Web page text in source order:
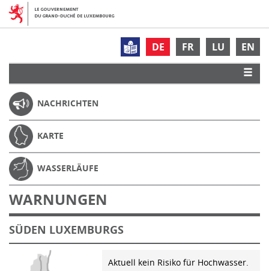
DE FR LU EN
NACHRICHTEN
KARTE
WASSERLÄUFE
WARNUNGEN
SÜDEN LUXEMBURGS
Aktuell kein Risiko für Hochwasser.